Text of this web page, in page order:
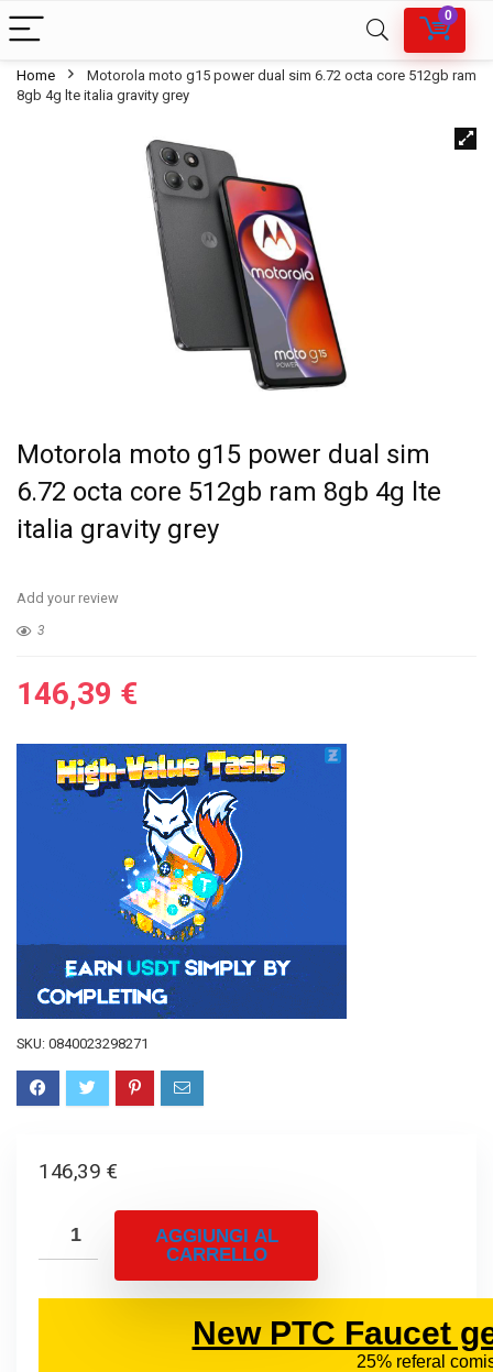
0
Home
Motorola moto g15 power dual sim 6.72 octa core 512gb ram
8gb 4g lte italia gravity grey
Motorola moto g15 power dual sim
6.72 octa core 512gb ram 8gb 4g lte
italia gravity grey
Add your review
3
146,39 €
SKU: 0840023298271
146,39 €
AGGIUNGI AL
CARRELLO